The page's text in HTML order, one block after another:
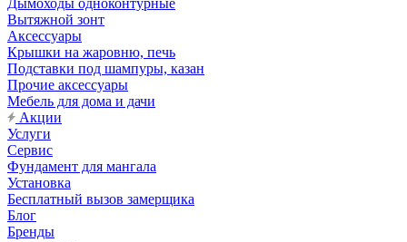
Дымоходы одноконтурные
Вытяжной зонт
Аксессуары
Крышки на жаровню, печь
Подставки под шампуры, казан
Прочие аксессуары
Мебель для дома и дачи
Акции
Услуги
Сервис
Фундамент для мангала
Установка
Бесплатный вызов замерщика
Блог
Бренды